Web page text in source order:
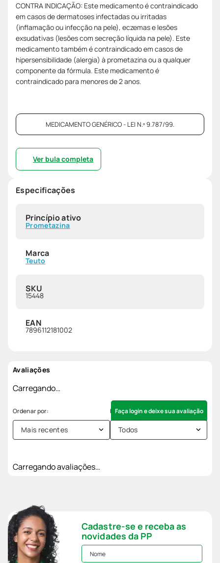
CONTRA INDICAÇÃO: Este medicamento é contraindicado
em casos de dermatoses infectadas ou irritadas
(inflamação ou infecção na pele), eczemas e lesões
exsudativas (lesões com secreção líquida na pele). Este
medicamento também é contraindicado em casos de
hipersensibilidade (alergia) à prometazina ou a qualquer
componente da fórmula. Este medicamento é
contraindicado para menores de 2 anos.
MEDICAMENTO GENÉRICO - LEI N.º 9.787/99.
Ver bula completa
Especificações
Princípio ativo
Prometazina
Marca
Teuto
SKU
15448
EAN
7896112181002
Avaliações
Carregando…
Faça login e deixe sua avaliação
Mais recentes Todos
Carregando avaliações…
Cadastre-se e receba as
novidades da PP